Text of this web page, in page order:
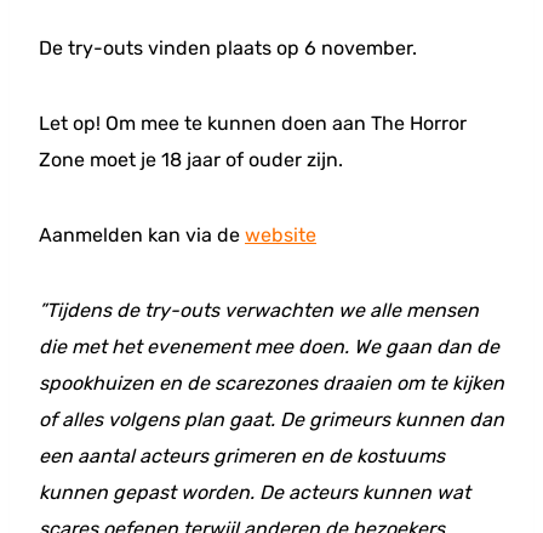
De try-outs vinden plaats op 6 november.
Let op! Om mee te kunnen doen aan The Horror
Zone moet je 18 jaar of ouder zijn.
Aanmelden kan via de website
”Tijdens de try-outs verwachten we alle mensen
die met het evenement mee doen. We gaan dan de
spookhuizen en de scarezones draaien om te kijken
of alles volgens plan gaat. De grimeurs kunnen dan
een aantal acteurs grimeren en de kostuums
kunnen gepast worden. De acteurs kunnen wat